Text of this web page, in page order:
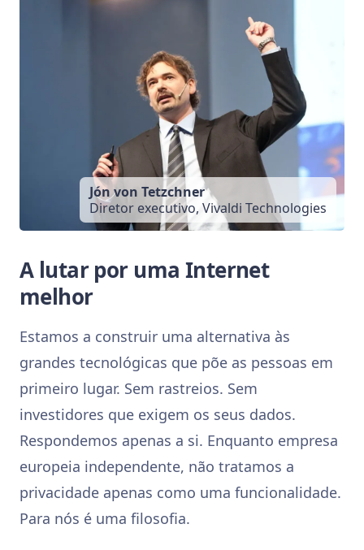
Jón von Tetzchner
Diretor executivo, Vivaldi Technologies
A lutar por uma Internet
melhor
Estamos a construir uma alternativa às
grandes tecnológicas que põe as pessoas em
primeiro lugar. Sem rastreios. Sem
investidores que exigem os seus dados.
Respondemos apenas a si. Enquanto empresa
europeia independente, não tratamos a
privacidade apenas como uma funcionalidade.
Para nós é uma filosofia.